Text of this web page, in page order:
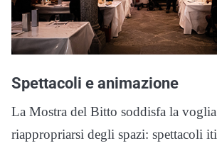
Spettacoli e animazione
La Mostra del Bitto soddisfa la
riappropriarsi degli spazi: spettacoli